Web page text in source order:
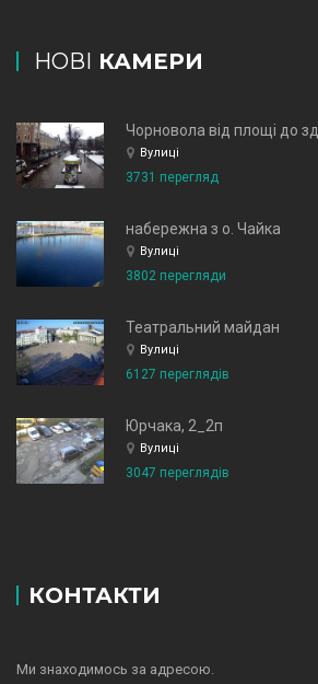
НОВІ КАМЕРИ
Чорновола від площі до зд
Вулиці
3731 перегляд
набережна з о. Чайка
Вулиці
3802 перегляди
Театральний майдан
Вулиці
6127 переглядів
Юрчака, 2_2п
Вулиці
3047 переглядів
КОНТАКТИ
Ми знаходимось за адресою.